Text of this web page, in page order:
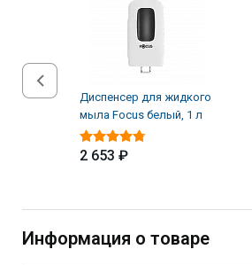
Диспенсер для жидкого
мыла Focus белый, 1 л
2 653 ₽
Информация о товаре